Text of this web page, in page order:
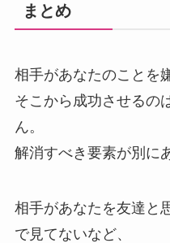
まとめ
相手があなたのことを
そこから成功させるの
ん。
解消すべき要素が別に
相手があなたを友達と
で見てないなど、